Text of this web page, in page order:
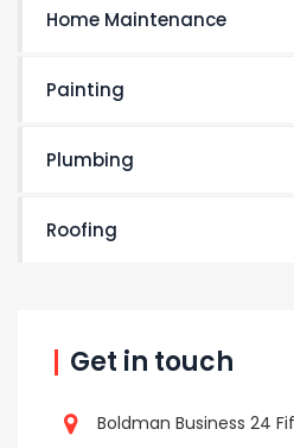
Home Maintenance
Painting
Plumbing
Roofing
Get in touch
Boldman Business 24